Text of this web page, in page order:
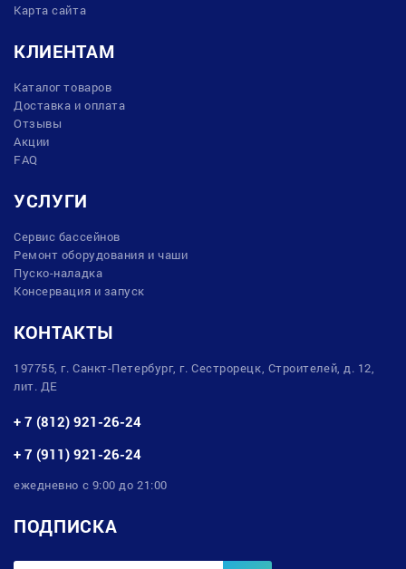
Карта сайта
КЛИЕНТАМ
Каталог товаров
Доставка и оплата
Отзывы
Акции
FAQ
УСЛУГИ
Сервис бассейнов
Ремонт оборудования и чаши
Пуско-наладка
Консервация и запуск
КОНТАКТЫ
197755, г. Санкт-Петербург, г. Сестрорецк, Строителей, д. 12,
лит. ДЕ
+ 7 (812) 921-26-24
+ 7 (911) 921-26-24
ежедневно с 9:00 до 21:00
ПОДПИСКА